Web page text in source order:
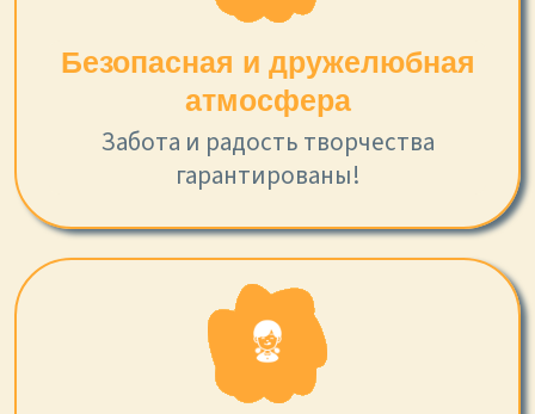
Безопасная и дружелюбная
атмосфера
Забота и радость творчества
гарантированы!